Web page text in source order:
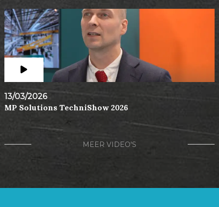
13/03/2026
MP Solutions TechniShow 2026
MEER VIDEO'S